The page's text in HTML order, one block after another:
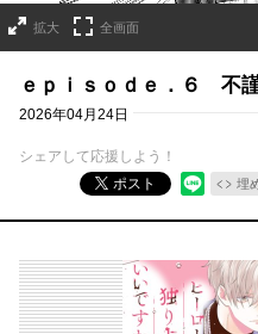
拡大 全画面
ｅｐｉｓｏｄｅ．６ 不
2026年04月24日
シェアして応援しよう！
ポスト
埋